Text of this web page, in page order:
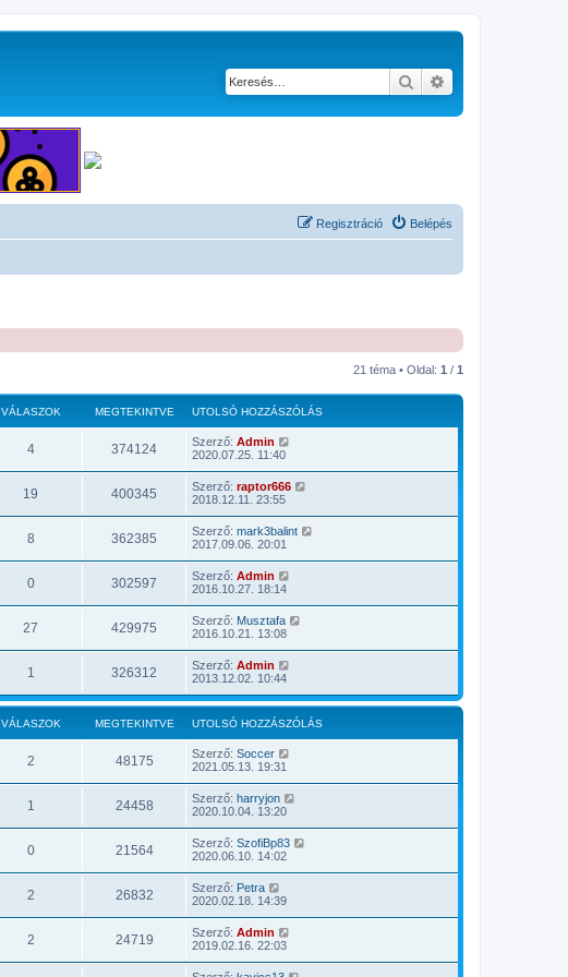
Keresés
Belépés
Regisztráció
21 téma • Oldal: 1 / 1
VÁLASZOK MEGTEKINTVE UTOLSÓ HOZZÁSZÓLÁS
4 374124 Szerző: Admin
2020.07.25. 11:40
19 400345 Szerző: raptor666
2018.12.11. 23:55
8 362385 Szerző: mark3balint
2017.09.06. 20:01
0 302597 Szerző: Admin
2016.10.27. 18:14
27 429975 Szerző: Musztafa
2016.10.21. 13:08
1 326312 Szerző: Admin
2013.12.02. 10:44
VÁLASZOK MEGTEKINTVE UTOLSÓ HOZZÁSZÓLÁS
2 48175 Szerző: Soccer
2021.05.13. 19:31
1 24458 Szerző: harryjon
2020.10.04. 13:20
0 21564 Szerző: SzofiBp83
2020.06.10. 14:02
2 26832 Szerző: Petra
2020.02.18. 14:39
2 24719 Szerző: Admin
2019.02.16. 22:03